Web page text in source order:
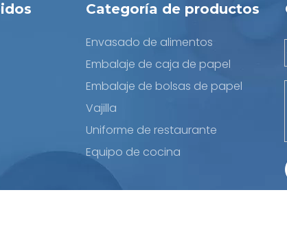
Categoría de productos
Envasado de alimentos
Embalaje de caja de papel
Embalaje de bolsas de papel
Vajilla
Uniforme de restaurante
Equipo de cocina